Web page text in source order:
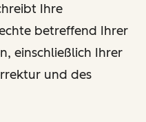
Ihre
betreffend Ihrer
einschließlich Ihrer
und des